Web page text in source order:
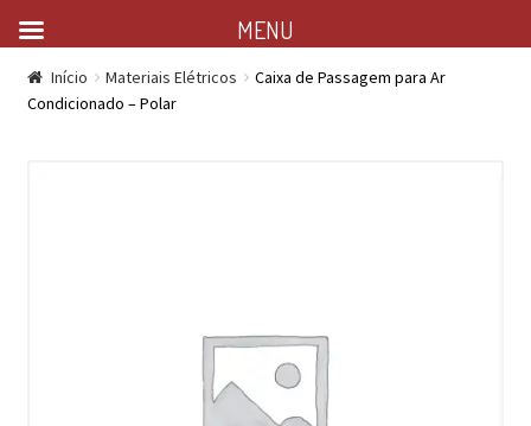
Início Materiais Elétricos
Caixa de Passagem para Ar
Condicionado – Polar
MENU